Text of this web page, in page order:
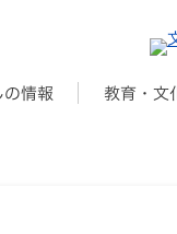
の情報 教育・文